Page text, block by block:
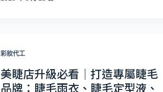
彩妝代工
美睫店升級必看｜打造專屬睫毛
品牌：睫毛雨衣、睫毛定型液、